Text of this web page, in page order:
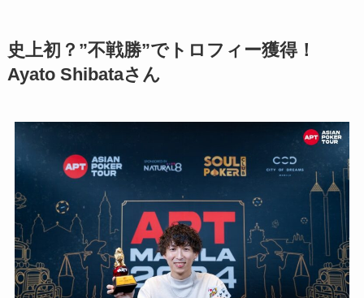
史上初？”不戦勝”でトロフィー獲得！
Ayato Shibataさん